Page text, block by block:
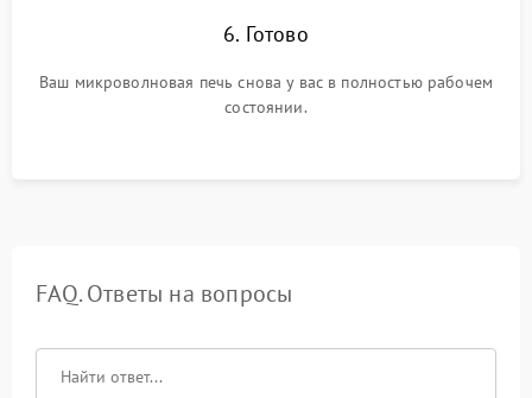
6. Готово
Ваш микроволновая печь снова у вас в полностью рабочем
состоянии.
FAQ. Ответы на вопросы